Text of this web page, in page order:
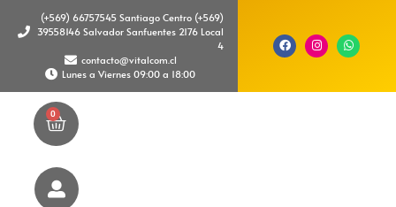
(+569) 66757545 Santiago Centro (+569)
39558146 Salvador Sanfuentes 2176 Local
4
contacto@vitalcom.cl
Lunes a Viernes 09:00 a 18:00
0